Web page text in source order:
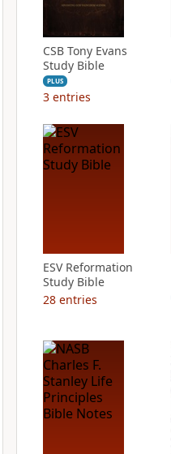
CSB Tony Evans
Study Bible
PLUS
3 entries
ESV Reformation
Study Bible
28 entries